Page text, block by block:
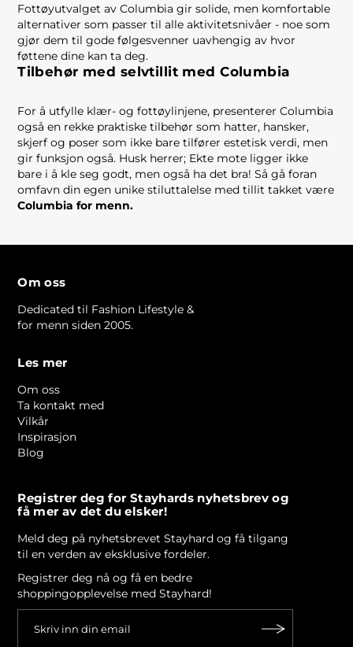
Fottøyutvalget av Columbia gir solide, men komfortable
alternativer som passer til alle aktivitetsnivåer - noe som
gjør dem til gode følgesvenner uavhengig av hvor
føttene dine kan ta deg.
Tilbehør med selvtillit med Columbia
For å utfylle klær- og fottøylinjene, presenterer Columbia
også en rekke praktiske tilbehør som hatter, hansker,
skjerf og poser som ikke bare tilfører estetisk verdi, men
gir funksjon også. Husk herrer; Ekte mote ligger ikke
bare i å kle seg godt, men også ha det bra! Så gå foran
omfavn din egen unike stiluttalelse med tillit takket være
Columbia for menn.
Om oss
Dedicated til Fashion Lifestyle &
for menn siden 2005.
Les mer
Om oss
Ta kontakt med
Vilkår
Inspirasjon
Blog
Registrer deg for Stayhards nyhetsbrev og
få mer av det du elsker!
Meld deg på nyhetsbrevet Stayhard og få tilgang
til en verden av eksklusive fordeler.
Registrer deg nå og få en bedre
shoppingopplevelse med Stayhard!